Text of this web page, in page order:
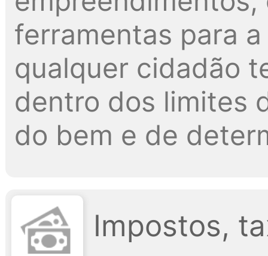
ferramentas para
qualquer cidadão
dentro dos limites
do bem e de
Impostos,